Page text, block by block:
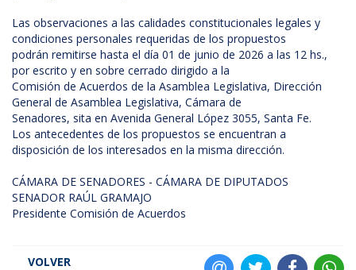
Las observaciones a las calidades constitucionales legales y
condiciones personales requeridas de los propuestos
podrán remitirse hasta el día 01 de junio de 2026 a las 12 hs.,
por escrito y en sobre cerrado dirigido a la
Comisión de Acuerdos de la Asamblea Legislativa, Dirección
General de Asamblea Legislativa, Cámara de
Senadores, sita en Avenida General López 3055, Santa Fe.
Los antecedentes de los propuestos se encuentran a
disposición de los interesados en la misma dirección.
CÁMARA DE SENADORES - CÁMARA DE DIPUTADOS
SENADOR RAÚL GRAMAJO
Presidente Comisión de Acuerdos
VOLVER